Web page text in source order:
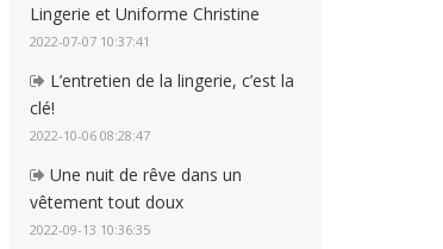
Lingerie et Uniforme Christine
2022-07-07 10:37:41
L’entretien de la lingerie, c’est la
clé!
2022-10-06 08:28:47
Une nuit de rêve dans un
vêtement tout doux
2022-09-13 10:36:35